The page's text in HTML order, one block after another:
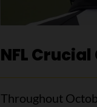
NFL
Throughout